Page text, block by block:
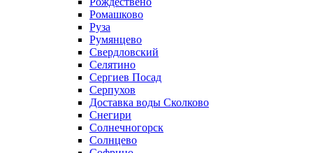
Ромашково
Руза
Румянцево
Свердловский
Селятино
Сергиев Посад
Серпухов
Доставка воды Сколково
Снегири
Солнечногорск
Солнцево